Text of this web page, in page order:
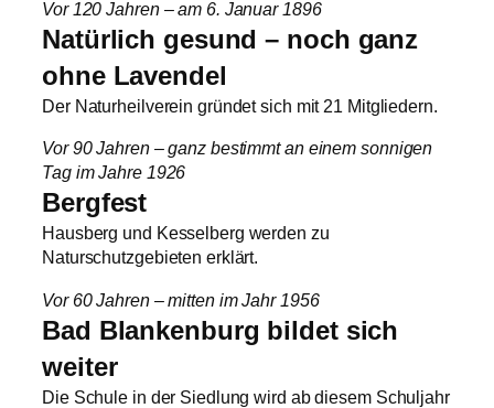
Vor 120 Jahren – am 6. Januar 1896
Natürlich gesund – noch ganz
ohne Lavendel
Der Naturheilverein gründet sich mit 21 Mitgliedern.
Vor 90 Jahren – ganz bestimmt an einem sonnigen
Tag im Jahre 1926
Bergfest
Hausberg und Kesselberg werden zu
Naturschutzgebieten erklärt.
Vor 60 Jahren – mitten im Jahr 1956
Bad Blankenburg bildet sich
weiter
Die Schule in der Siedlung wird ab diesem Schuljahr